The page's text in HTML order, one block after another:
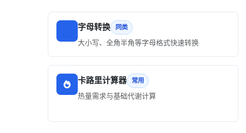
字母转换 同类
大小写、全角半角等字母格式快速转换
卡路里计算器 常用
热量需求与基础代谢计算